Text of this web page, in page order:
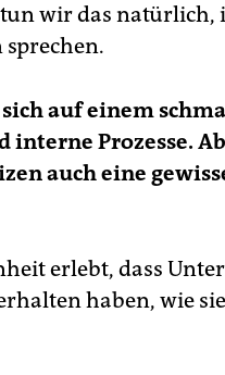
wir das
auf einem
Prozesse.
auch eine
erlebt, dass
haben, wie